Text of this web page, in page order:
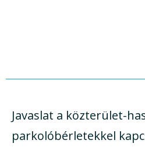
Javaslat a közterület-
parkolóbérletekkel